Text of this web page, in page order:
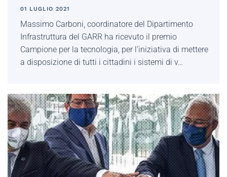
01 LUGLIO 2021
Massimo Carboni, coordinatore del Dipartimento
Infrastruttura del GARR ha ricevuto il premio
Campione per la tecnologia, per l’iniziativa di mettere
a disposizione di tutti i cittadini i sistemi di v…